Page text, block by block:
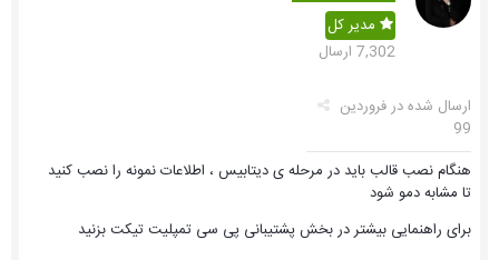
مدیر کل
7,302 ارسال
ارسال شده درفروردین
99
هنگام نصب قالب باید در مرحله ی دیتابیس ، اطلاعات نمونه را نصب کنید
تا مشابه دمو شود
برای راهنمایی بیشتر در بخش پشتیبانی پی سی تمپلیت تیکت بزنید